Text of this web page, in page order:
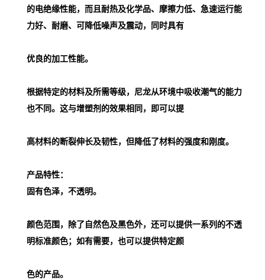
的电绝缘性能，而且耐热及化学品、摩擦力低、急速运行能
力好、耐磨、可降低噪声及震动，同时具有
优良的加工性能。
根据特定的材料及所需等级，尼龙从环境中吸收潮气的能力
也不同。这与增塑剂的效果相同，即可以提
高材料的断裂伸长及韧性，但降低了材料的强度和刚度。
产品特性：
固有色泽，不透明。
颜色范围，除了自然色及黑色外，还可以提供一系列的不透
明标准颜色；如有需要，也可以提供特定颜
色的产品。